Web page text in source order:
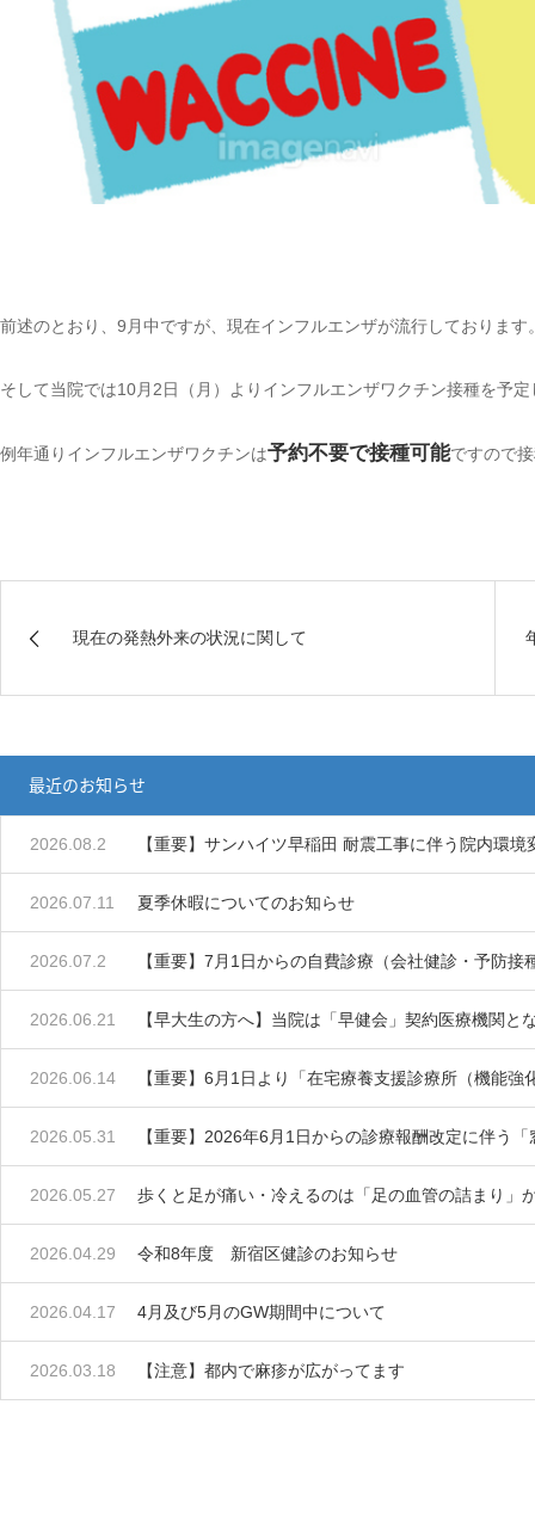
前述のとおり、9月中ですが、現在インフルエンザが流行しております
そして当院では10月2日（月）よりインフルエンザワクチン接種を予
例年通りインフルエンザワクチンは予約不要で接種可能ですので
現在の発熱外来の状況に関して
最近のお知らせ
【重要】サンハイツ早稲田 耐震工事に伴う院内環
2026.08.2
夏季休暇についてのお知らせ
2026.07.11
【重要】7月1日からの自費診療（会社健診・予防
2026.07.2
【早大生の方へ】当院は「早健会」契約医療機関
2026.06.21
【重要】6月1日より「在宅療養支援診療所（機能
2026.06.14
【重要】2026年6月1日からの診療報酬改定に伴う
2026.05.31
歩くと足が痛い・冷えるのは「足の血管の詰まり」
2026.05.27
令和8年度 新宿区健診のお知らせ
2026.04.29
4月及び5月のGW期間中について
2026.04.17
【注意】都内で麻疹が広がってます
2026.03.18